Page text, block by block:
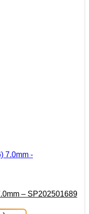
– SP202501689